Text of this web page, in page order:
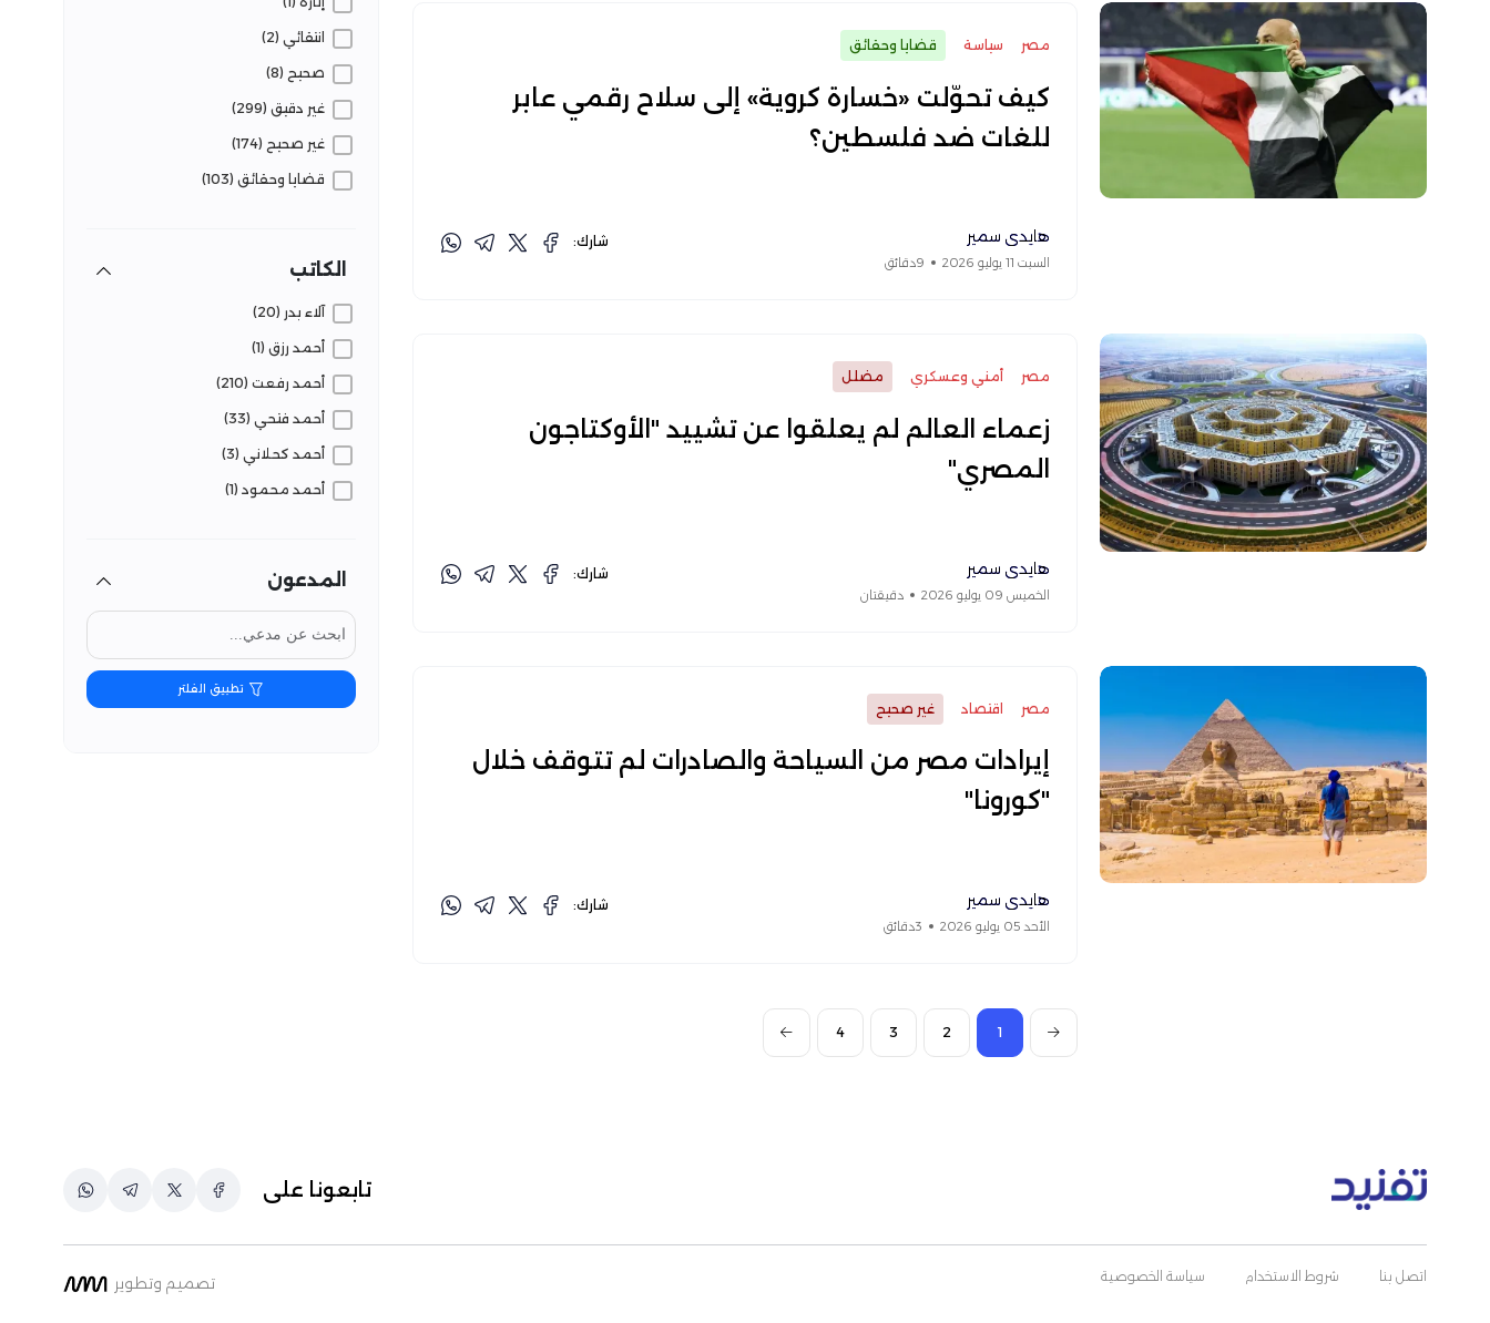
مصر سياسة قضايا وحقائق
كيف تحوّلت «خسارة كروية» إلى سلاح رقمي عابر
للغات ضد فلسطين؟
هايدي سمير
السبت 11 يوليو 2026 9دقائق
شارك:
مصر أمني وعسكري مضلل
زعماء العالم لم يعلقوا عن تشييد "الأوكتاجون
المصري"
هايدي سمير
الخميس 09 يوليو 2026 دقيقتان
شارك:
مصر اقتصاد غير صحيح
إيرادات مصر من السياحة والصادرات لم تتوقف خلال
"كورونا"
هايدي سمير
الأحد 05 يوليو 2026 3دقائق
شارك:
1
2
3
4
العام (198)
تقويض الثقة في المؤسسات (10)
انتقائي (2)
صحيح (8)
غير دقيق (299)
غير صحيح (174)
قضايا وحقائق (103)
مضلل (203)
الكاتب
آلاء بدر (20)
أحمد رزق (1)
أحمد رفعت (210)
أحمد فتحي (33)
أحمد كحلاني (3)
أحمد محمود (1)
البراء المعاني (3)
بارلا علي (4)
تقوى نفزي (45)
طارق الشال وأحمد علي (1)
المدعون
تطبيق الفلتر
تابعونا على
اتصل بنا شروط الاستخدام سياسة الخصوصية تصميم وتطوير